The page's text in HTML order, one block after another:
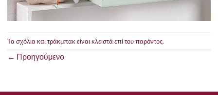
Τα σχόλια και τράκμπακ είναι κλειστά επί του παρόντος.
← Προηγούμενο